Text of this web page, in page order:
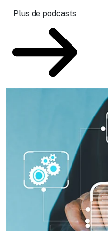
Plus de podcasts